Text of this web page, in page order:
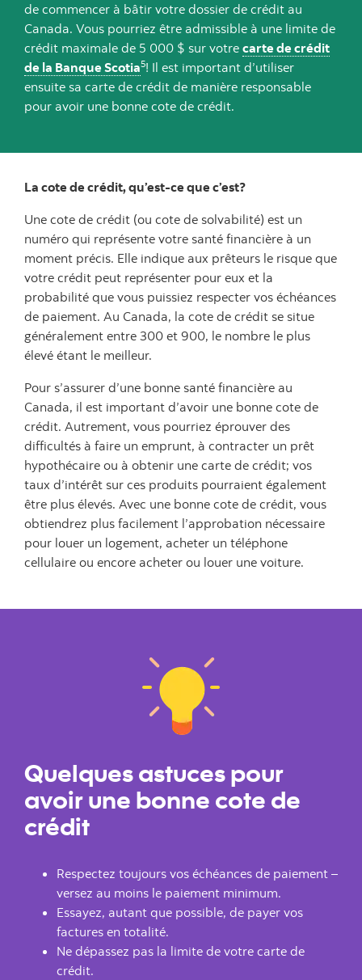
de commencer à bâtir votre dossier de crédit au
Canada. Vous pourriez être admissible à une limite de
crédit maximale de 5 000 $ sur votre carte de crédit
de la Banque Scotia5! Il est important d’utiliser
ensuite sa carte de crédit de manière responsable
pour avoir une bonne cote de crédit.
La cote de crédit, qu’est-ce que c’est?
Une cote de crédit (ou cote de solvabilité) est un
numéro qui représente votre santé financière à un
moment précis. Elle indique aux prêteurs le risque que
votre crédit peut représenter pour eux et la
probabilité que vous puissiez respecter vos échéances
de paiement. Au Canada, la cote de crédit se situe
généralement entre 300 et 900, le nombre le plus
élevé étant le meilleur.
Pour s’assurer d’une bonne santé financière au
Canada, il est important d’avoir une bonne cote de
crédit. Autrement, vous pourriez éprouver des
difficultés à faire un emprunt, à contracter un prêt
hypothécaire ou à obtenir une carte de crédit; vos
taux d’intérêt sur ces produits pourraient également
être plus élevés. Avec une bonne cote de crédit, vous
obtiendrez plus facilement l’approbation nécessaire
pour louer un logement, acheter un téléphone
cellulaire ou encore acheter ou louer une voiture.
Quelques astuces pour
avoir une bonne cote de
crédit
Respectez toujours vos échéances de paiement –
versez au moins le paiement minimum.
Essayez, autant que possible, de payer vos
factures en totalité.
Ne dépassez pas la limite de votre carte de
crédit.